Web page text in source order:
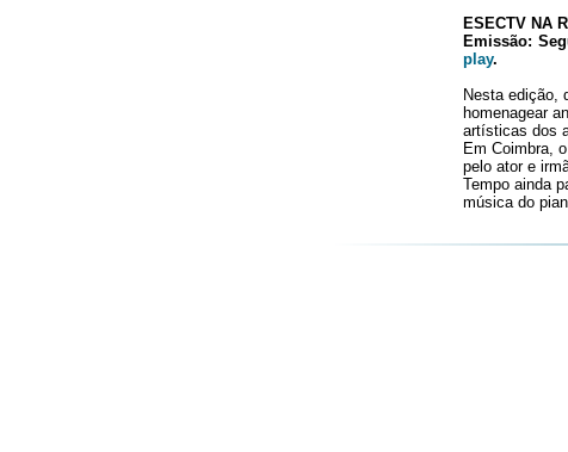
ESECTV NA
Emissão:
play.
Nesta edição,
homenagear
artísticas dos
Em Coimbra,
pelo ator e
Tempo ainda
música do